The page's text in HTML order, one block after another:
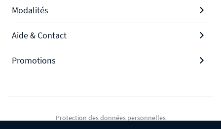
Modalités
Aide & Contact
Promotions
Protection des données personnelles